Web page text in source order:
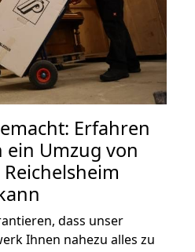
Erfahren
ein Umzug von
dass unser
Ihnen nahezu alles zu